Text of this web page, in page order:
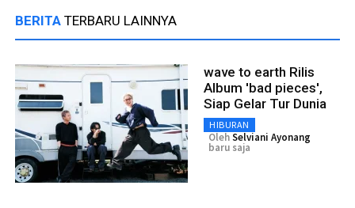
BERITA TERBARU LAINNYA
wave to earth Rilis
Album 'bad pieces',
Siap Gelar Tur Dunia
HIBURAN
OlehSelviani Ayonang
baru saja